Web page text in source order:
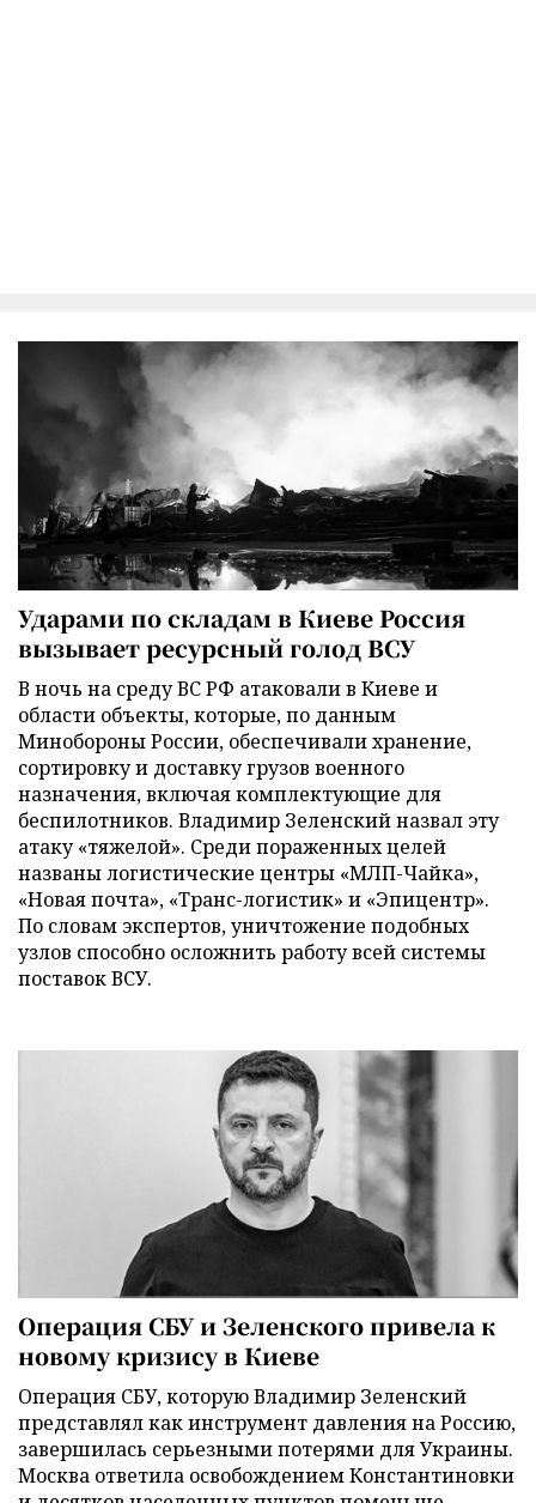
Ударами по складам в Киеве Россия
вызывает ресурсный голод ВСУ
В ночь на среду ВС РФ атаковали в Киеве и
области объекты, которые, по данным
Минобороны России, обеспечивали хранение,
сортировку и доставку грузов военного
назначения, включая комплектующие для
беспилотников. Владимир Зеленский назвал эту
атаку «тяжелой». Среди пораженных целей
названы логистические центры «МЛП-Чайка»,
«Новая почта», «Транс-логистик» и «Эпицентр».
По словам экспертов, уничтожение подобных
узлов способно осложнить работу всей системы
поставок ВСУ.
Операция СБУ и Зеленского привела к
новому кризису в Киеве
Операция СБУ, которую Владимир Зеленский
представлял как инструмент давления на Россию,
завершилась серьезными потерями для Украины.
Москва ответила освобождением Константиновки